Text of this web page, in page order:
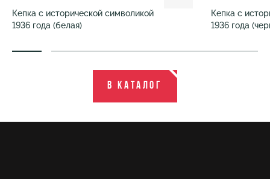
Кепка с исторической символикой
1936 года (белая)
Кепка с
1936 года
В каталог